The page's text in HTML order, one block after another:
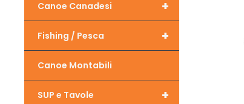
+
Canoe Canadesi
+
Fishing / Pesca
Canoe Montabili
+
SUP e Tavole